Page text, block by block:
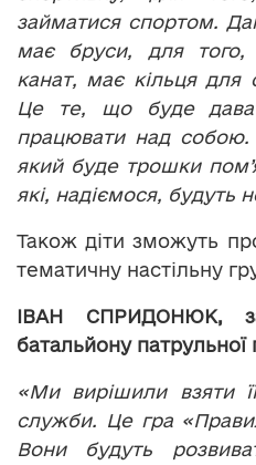
займатися спортом.
має бруси, для
канат, має кільця для
Це те, що буде
працювати над
який буде трошки
які, надіємося, будуть
Також діти зможуть
тематичну настільну
ІВАН СПРИДОНЮК,
батальйону патрульної
«Ми вирішили взяти
служби. Це гра
Вони будуть